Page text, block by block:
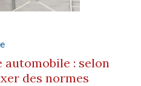
: selon
des normes